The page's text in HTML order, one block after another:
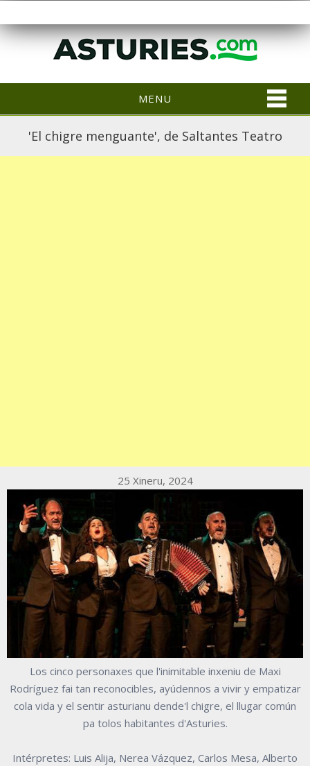
MENU
'El chigre menguante', de Saltantes Teatro
25 Xineru, 2024
Los cinco personaxes que l'inimitable inxeniu de Maxi
Rodríguez fai tan reconocibles, ayúdennos a vivir y empatizar
cola vida y el sentir asturianu dende'l chigre, el llugar común
pa tolos habitantes d'Asturies.
Intérpretes: Luis Alija, Nerea Vázquez, Carlos Mesa, Alberto